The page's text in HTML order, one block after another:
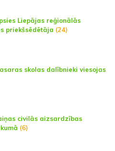
Liepājas reģionālās
priekšsēdētāja (24)
skolas dalībnieki viesojas
civilās aizsardzības
(6)